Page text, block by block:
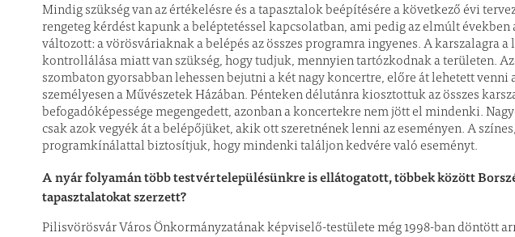
Mindig szükség van az értékelésre és a tapasztalok beépítésére a következő évi
rengeteg kérdést kapunk a beléptetéssel kapcsolatban, ami pedig az elmúlt években
változott: a vörösváriaknak a belépés az összes programra ingyenes. A karszalagra a
kontrollálása miatt van szükség, hogy tudjuk, mennyien tartózkodnak a területen.
szombaton gyorsabban lehessen bejutni a két nagy koncertre, előre át lehetett venni
személyesen a Művészetek Házában. Pénteken délutánra kiosztottuk az összes
befogadóképessége megengedett, azonban a koncertekre nem jött el mindenki.
csak azok vegyék át a belépőjüket, akik ott szeretnének lenni az eseményen. A
programkínálattal biztosítjuk, hogy mindenki találjon kedvére való eseményt.
A nyár folyamán több testvértelepülésünkre is ellátogatott, többek között
tapasztalatokat szerzett?
Pilisvörösvár Város Önkormányzatának képviselő-testülete még 1998-ban döntött